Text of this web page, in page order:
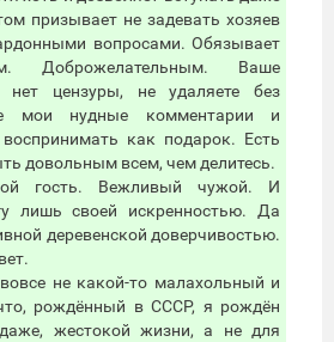
призывает не задевать хозяев
вопросами. Обязывает
Доброжелательным. Ваше
нет цензуры, не удаляете без
мои нудные комментарии и
как подарок. Есть
довольным всем, чем делитесь.
гость. Вежливый чужой. И
лишь своей искренностью. Да
деревенской доверчивостью.
не какой-то малахольный и
рождённый в СССР, я рождён
жестокой жизни, а не для